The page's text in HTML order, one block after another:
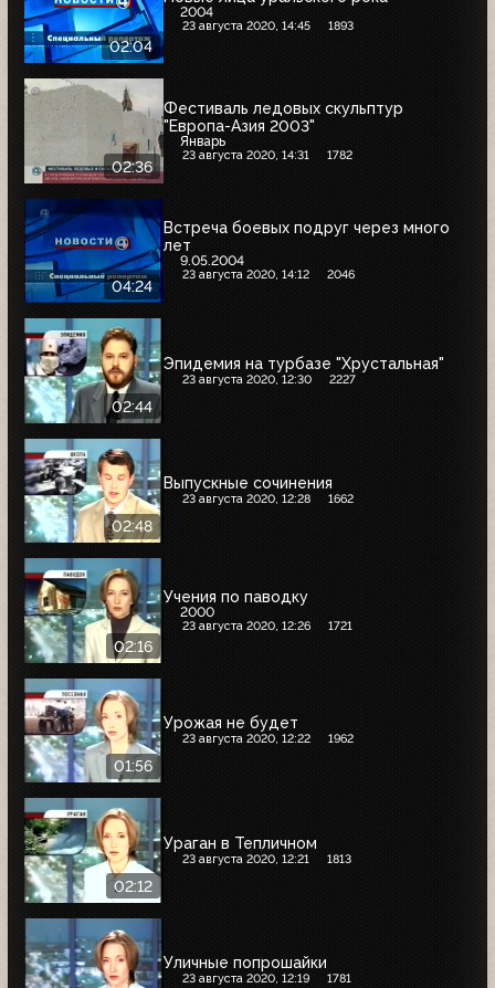
02:04
2004
23 августа 2020, 14:45 1893
02:36
Фестиваль ледовых скульптур
"Европа-Азия 2003"
Январь
23 августа 2020, 14:31 1782
04:24
Встреча боевых подруг через много
лет
9.05.2004
23 августа 2020, 14:12 2046
02:44
Эпидемия на турбазе "Хрустальная"
23 августа 2020, 12:30 2227
02:48
Выпускные сочинения
23 августа 2020, 12:28 1662
02:16
Учения по паводку
2000
23 августа 2020, 12:26 1721
01:56
Урожая не будет
23 августа 2020, 12:22 1962
02:12
Ураган в Тепличном
23 августа 2020, 12:21 1813
Уличные попрошайки
23 августа 2020, 12:19 1781